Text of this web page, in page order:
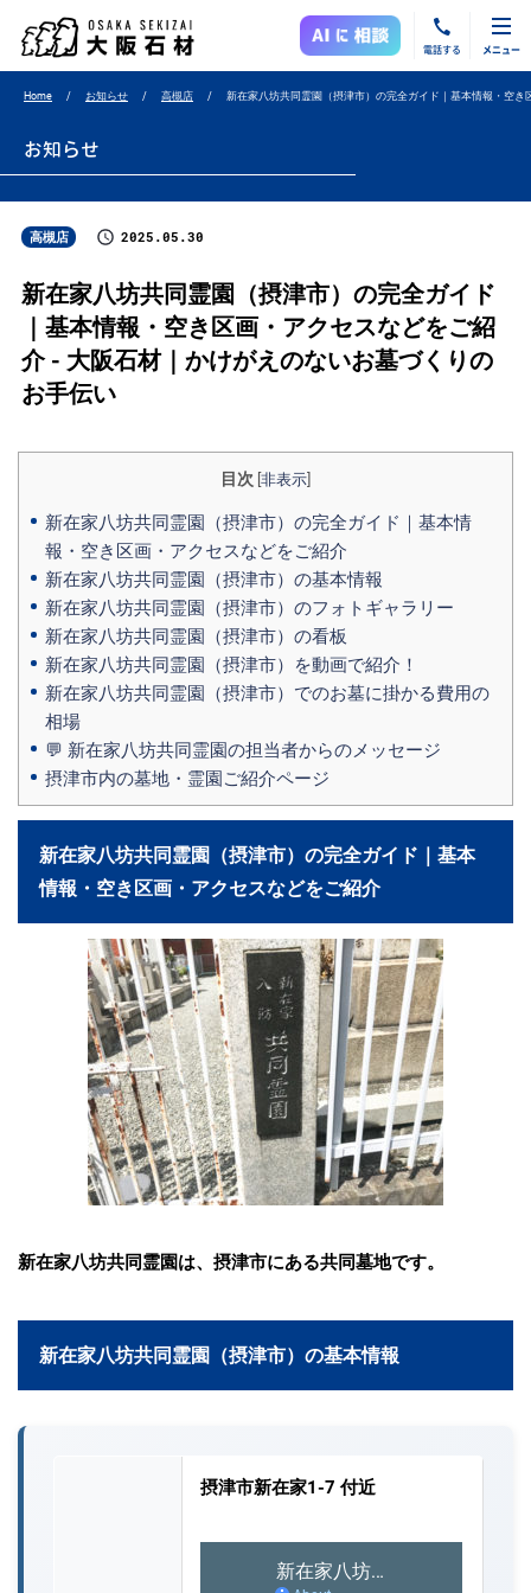
電話する メニュー
Home お知らせ 高槻店 新在家八坊共同霊園（摂津市）の完全ガイド｜基本情報・空き
お知らせ
高槻店 2025.05.30
新在家八坊共同霊園（摂津市）の完全ガイド
｜基本情報・空き区画・アクセスなどをご紹
介 - 大阪石材｜かけがえのないお墓づくりの
お手伝い
目次 非表示
新在家八坊共同霊園（摂津市）の完全ガイド｜基本情
報・空き区画・アクセスなどをご紹介
新在家八坊共同霊園（摂津市）の基本情報
新在家八坊共同霊園（摂津市）のフォトギャラリー
新在家八坊共同霊園（摂津市）の看板
新在家八坊共同霊園（摂津市）を動画で紹介！
新在家八坊共同霊園（摂津市）でのお墓に掛かる費用の
相場
💬 新在家八坊共同霊園の担当者からのメッセージ
摂津市内の墓地・霊園ご紹介ページ
新在家八坊共同霊園（摂津市）の完全ガイド｜基本
情報・空き区画・アクセスなどをご紹介
新在家八坊共同霊園は、摂津市にある共同墓地です。
新在家八坊共同霊園（摂津市）の基本情報
摂津市新在家1-7 付近